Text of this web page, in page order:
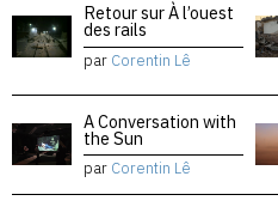
Retour sur À l’ouest
des rails
par Corentin Lê
A Conversation with
the Sun
par Corentin Lê